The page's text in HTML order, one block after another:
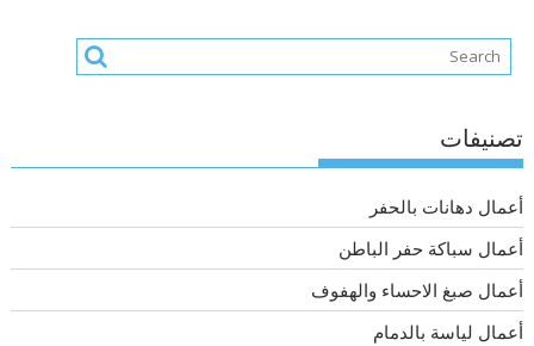
تصنيفات
أعمال دهانات بالحفر
أعمال سباكة حفر الباطن
أعمال صبغ الاحساء والهفوف
أعمال لياسة بالدمام